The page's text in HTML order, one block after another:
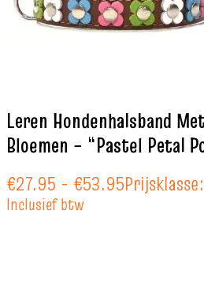
Leren Hondenhalsband
Bloemen – “Pastel Petal
€27.95 - €53.95
Inclusief btw